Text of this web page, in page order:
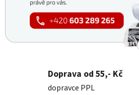
Doprava od 55,- Kč
dopravce PPL